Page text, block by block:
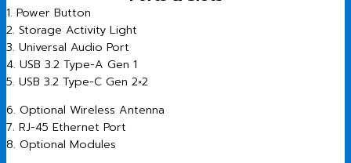
1. Power Button
2. Storage Activity Light
3. Universal Audio Port
4. USB 3.2 Type-A Gen 1
5. USB 3.2 Type-C Gen 2×2
6. Optional Wireless Antenna
7. RJ-45 Ethernet Port
8. Optional Modules